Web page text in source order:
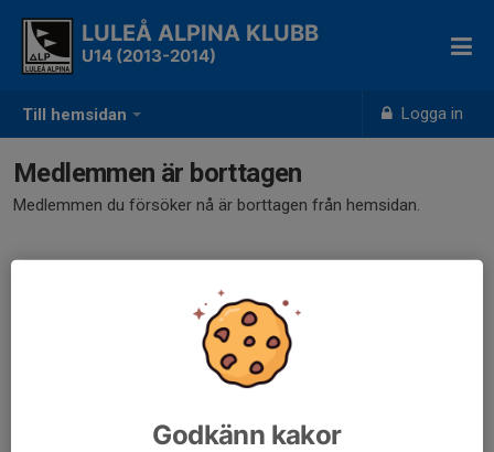
Till hemsidan Logga in
LULEÅ ALPINA KLUBB
U14 (2013-2014)
Medlemmen är borttagen
Medlemmen du försöker nå är borttagen från hemsidan.
Godkänn kakor